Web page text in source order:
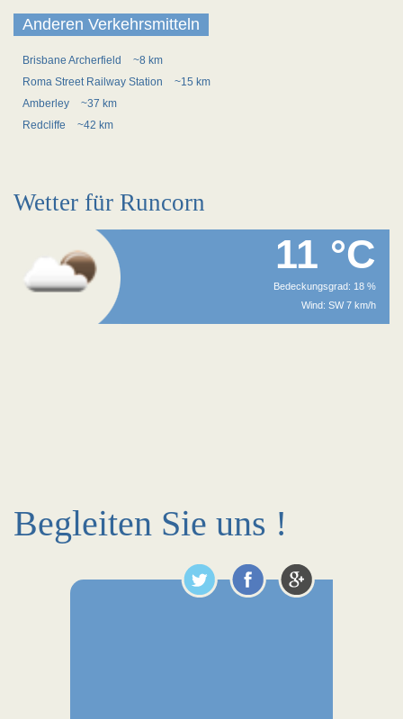
Anderen Verkehrsmitteln
Brisbane Archerfield
~8 km
Roma Street Railway Station
~15 km
Amberley
~37 km
Redcliffe
~42 km
Wetter für Runcorn
11 °C
Bedeckungsgrad: 18 %
Wind: SW 7 km/h
Begleiten Sie uns !